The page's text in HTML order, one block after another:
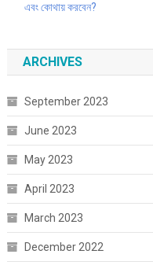
এবং কোথায় করবেন?
ARCHIVES
September 2023
June 2023
May 2023
April 2023
March 2023
December 2022